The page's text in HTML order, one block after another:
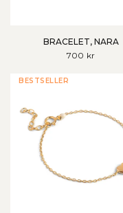
BRACELET, NARA
700 kr
BESTSELLER